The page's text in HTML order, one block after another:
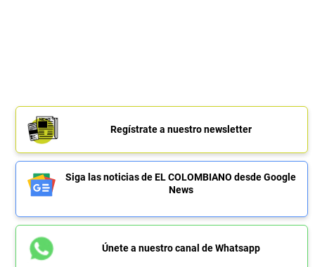
Regístrate a nuestro newsletter
Siga las noticias de EL COLOMBIANO desde Google
News
Únete a nuestro canal de Whatsapp